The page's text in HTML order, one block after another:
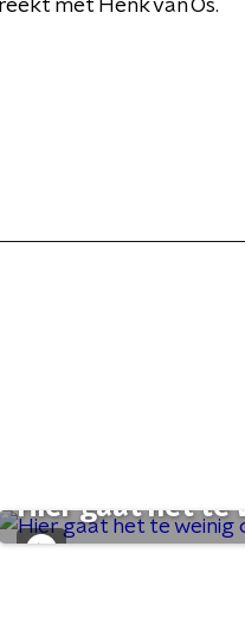
met Henk van Os.
Hier gaat het te